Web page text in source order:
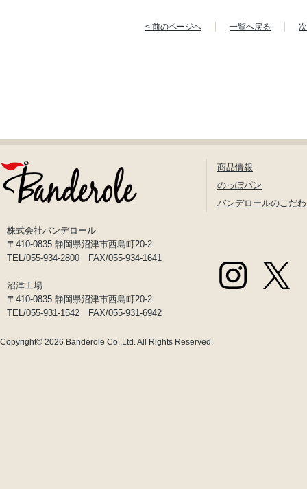
< 前のページへ 一覧へ戻る
株式会社バンデロール
〒410-0835 静岡県沼津市西島町20-2
TEL/055-934-2800 FAX/055-934-1641
沼津工場
〒410-0835 静岡県沼津市西島町20-2
TEL/055-931-1542 FAX/055-931-6942
商品情報
のっぽパン
バンデロールのこだ
Copyright© 2026 Banderole Co.,Ltd.All Rights Reserved.